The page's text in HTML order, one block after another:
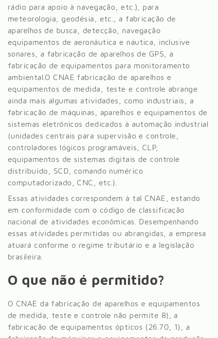
rádio para apoio à navegação, etc.), para
meteorologia, geodésia, etc., a fabricação de
aparelhos de busca, detecção, navegação
equipamentos de aeronáutica e náutica, inclusive
sonares, a fabricação de aparelhos de GPS, a
fabricação de equipamentos para monitoramento
ambiental. O CNAE fabricação de aparelhos e
equipamentos de medida, teste e controle abrange
ainda mais algumas atividades, como industriais, a
fabricação de máquinas, aparelhos e equipamentos de
sistemas eletrônicos dedicados à automação industrial
(unidades centrais para supervisão e controle,
controladores lógicos programáveis, CLP,
equipamentos de sistemas digitais de controle
distribuído, SCD, comando numérico
computadorizado, CNC, etc.)
Essas atividades correspondem à tal CNAE, estando
em conformidade com o código de classificação
nacional de atividades econômicas. Desempenhando
essas atividades permitidas ou abrangidas, a empresa
atuará conforme o regime tributário e a legislação
brasileira.
O que não é permitido?
O CNAE da fabricação de aparelhos e equipamentos
de medida, teste e controle não permite 8), a
fabricação de equipamentos ópticos (26.70, 1), a